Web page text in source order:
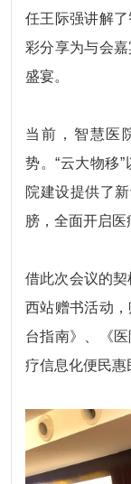
任王际强讲解
彩分享为与会
盛宴。
当前，智慧医
势。“云大物移
院建设提供了
膀，全面开启医
借此次会议的
西站赠书活动
台指南》、《
疗信息化便民惠